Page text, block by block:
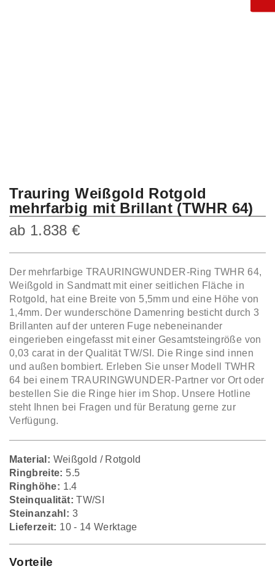
Trauring Weißgold Rotgold
mehrfarbig mit Brillant (TWHR 64)
ab 1.838€
Der mehrfarbige TRAURINGWUNDER-Ring TWHR 64,
Weißgold in Sandmatt mit einer seitlichen Fläche in
Rotgold, hat eine Breite von 5,5mm und eine Höhe von
1,4mm. Der wunderschöne Damenring besticht durch 3
Brillanten auf der unteren Fuge nebeneinander
eingerieben eingefasst mit einer Gesamtsteingröße von
0,03 carat in der Qualität TW/SI. Die Ringe sind innen
und außen bombiert. Erleben Sie unser Modell TWHR
64 bei einem TRAURINGWUNDER-Partner vor Ort oder
bestellen Sie die Ringe hier im Shop. Unsere Hotline
steht Ihnen bei Fragen und für Beratung gerne zur
Verfügung.
Material: Weißgold / Rotgold
Ringbreite: 5.5
Ringhöhe: 1.4
Steinqualität: TW/SI
Steinanzahl: 3
Lieferzeit: 10 - 14 Werktage
Vorteile